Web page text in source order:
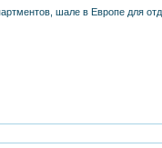
шале в Европе для